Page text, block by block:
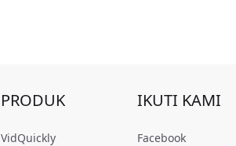
PRODUK
VidQuickly
IKUTI KAMI
Facebook